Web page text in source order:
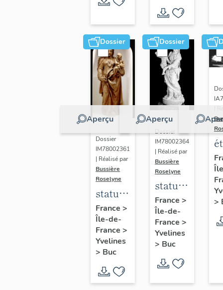
Dossier
Aperçu
Dossier
IM78002361
| Réalisé par
Bussière
Roselyne
statue :
Vierge
à
l'Enfant
(n°2)
France >
Île-de-
France >
Yvelines
> Buc
Dossier
Aperçu
Dossier
IM78002364
| Réalisé par
Bussière
Roselyne
statue :
Vierge
à
l'Enfant
(n°1)
France >
Île-de-
France >
Yvelines
> Buc
>